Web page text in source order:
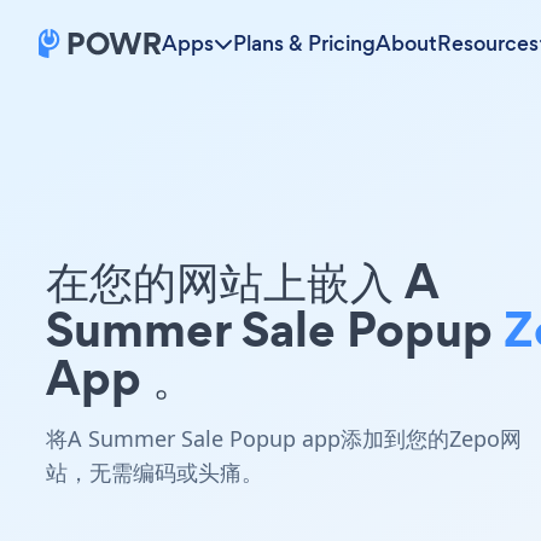
Apps Plans & PricingAboutResources
在您的网站上嵌入 A
Summer Sale Popup
App 。
将A Summer Sale Popup app添加到您的Zepo网
站，无需编码或头痛。